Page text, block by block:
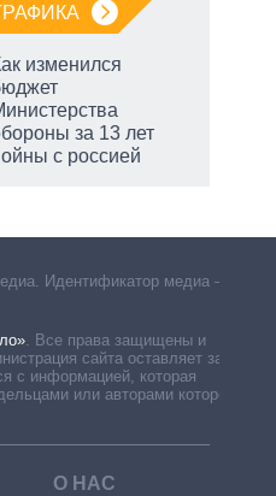
изменился
за 13 лет
с россией
Идентификатор медиа –
Все права защищены и
сайта оставляет за
с информацией, которая
или авторами которой
О НАС